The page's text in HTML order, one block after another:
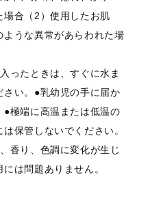
合（2）使用したお肌
うな異常があらわれた場
ったときは、すぐに水ま
い。●乳幼児の手に届か
極端に高温または低温の
保管しないでください。
香り、色調に変化が生じ
は問題ありません。